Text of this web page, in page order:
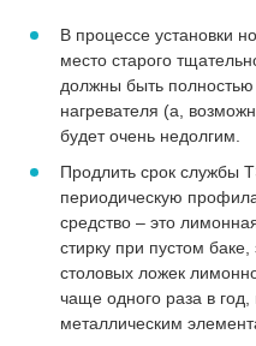
В процессе установки
место старого
должны быть
нагревателя (а,
будет очень недолгим.
Продлить срок службы
периодическую
средство – это
стирку при пустом
столовых ложек
чаще одного раза в
металлическим